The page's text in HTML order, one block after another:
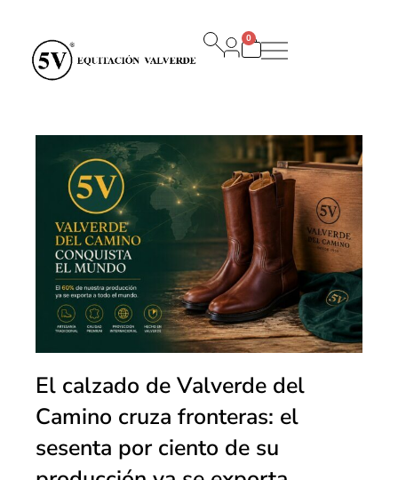
0
Panier
El calzado de Valverde del
Camino cruza fronteras: el
sesenta por ciento de su